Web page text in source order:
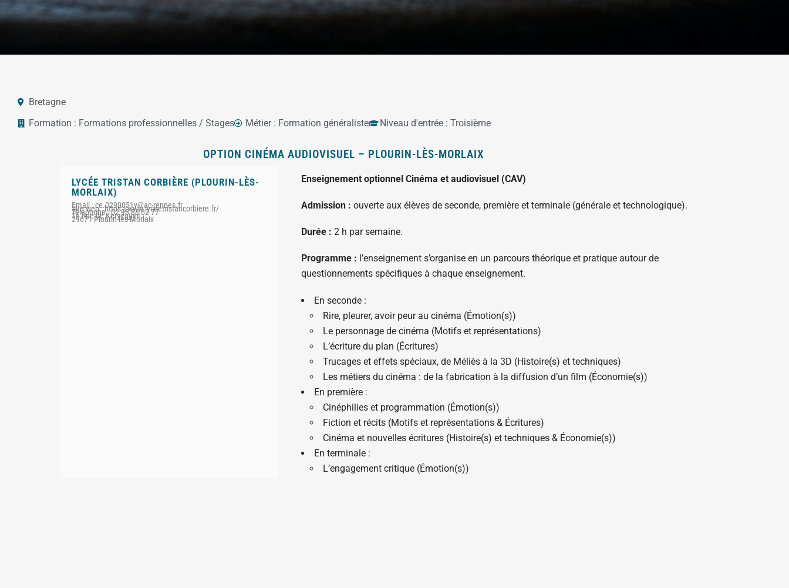
Bretagne
Formation : Formations professionnelles / Stages Métier : Formation généraliste Niveau d'entrée : Troisième
OPTION CINÉMA AUDIOVISUEL – PLOURIN-LÈS-MORLAIX
LYCÉE TRISTAN CORBIÈRE (PLOURIN-LÈS-
MORLAIX)
Email : ce.0290051y@ac-rennes.fr
Site web : https://www.lyceetristancorbiere.fr/
Téléphone : 02 98 88 62 77
16 Rue de Kervéguen
29671 Plourin-lès-Morlaix
Enseignement optionnel Cinéma et audiovisuel (CAV)
Admission : ouverte aux élèves de seconde, première et terminale (générale et technologique).
Durée : 2 h par semaine.
Programme : l’enseignement s’organise en un parcours théorique et pratique autour de
questionnements spécifiques à chaque enseignement.
En seconde :
Rire, pleurer, avoir peur au cinéma (Émotion(s))
Le personnage de cinéma (Motifs et représentations)
L’écriture du plan (Écritures)
Trucages et effets spéciaux, de Méliès à la 3D (Histoire(s) et techniques)
Les métiers du cinéma : de la fabrication à la diffusion d’un film (Économie(s))
En première :
Cinéphilies et programmation (Émotion(s))
Fiction et récits (Motifs et représentations & Écritures)
Cinéma et nouvelles écritures (Histoire(s) et techniques & Économie(s))
En terminale :
L’engagement critique (Émotion(s))